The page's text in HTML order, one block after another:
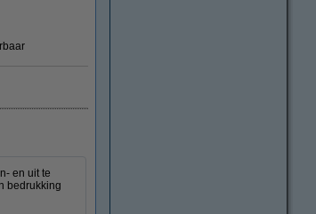
en uit te
bedrukking